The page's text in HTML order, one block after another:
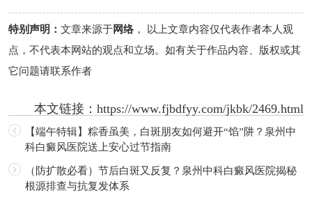
特别声明： 文章来源于网络， 以上文章内容仅代表作者本人观
点，不代表本网站的观点和立场。如有关于作品内容、版权或其
它问题请联系作者
本文链接：https://www.fjbdfyy.com/jkbk/2469.html
【端午特辑】粽香虽美，白斑朋友如何避开“馅”阱？泉州中
科白癜风医院送上安心过节指南
（防扩散必看）节后白斑又反复？泉州中科白癜风医院揭秘
根源排查与抗复发体系